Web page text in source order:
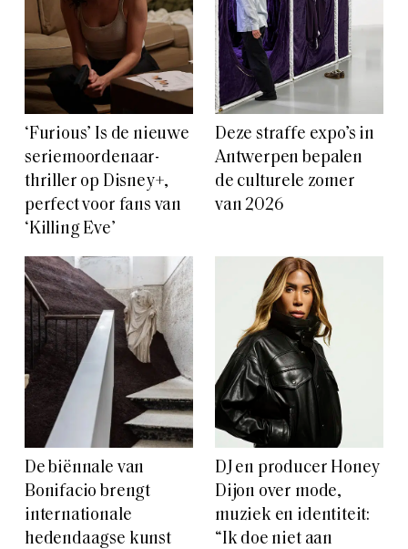
‘Furious’ Is de nieuwe
seriemoordenaar-
thriller op Disney+,
perfect voor fans van
‘Killing Eve’
Deze straffe expo’s in
Antwerpen bepalen
de culturele zomer
van 2026
De biënnale van
Bonifacio brengt
internationale
hedendaagse kunst
DJ en producer Honey
Dijon over mode,
muziek en identiteit:
“Ik doe niet aan